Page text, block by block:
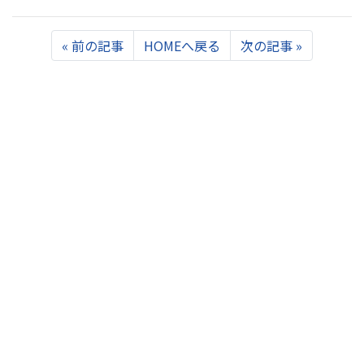
« Previous
前の記事 HOMEへ戻る 次の記事 »